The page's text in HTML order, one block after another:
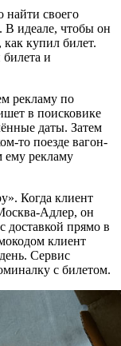
своего
В идеале, чтобы он
купил билет.
и
рекламу по
в поисковике
даты. Затем
то поезде вагон-
ему рекламу
Когда клиент
Адлер, он
доставкой прямо в
клиент
Сервис
с билетом.